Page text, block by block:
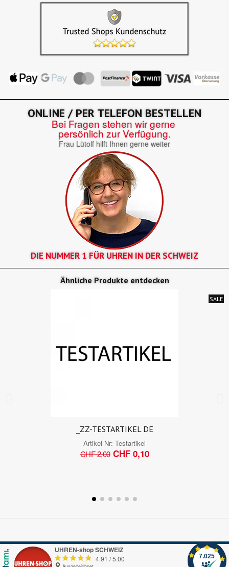
ONLINE / PER TELEFON BESTELLEN
Bei Fragen stehen wir gerne
persönlich zur Verfügung.
Frau Lütolf hilft Ihnen gerne weiter
DIE NUMMER 1 FÜR UHREN IN DER SCHWEIZ
Ähnliche Produkte entdecken
SALE
_ZZ-TESTARTIKEL DE
Artikel Nr: Testartikel
CHF 2,00 CHF 0,10
UHREN-shop SCHWEIZ
4.91 /5.00 7.025